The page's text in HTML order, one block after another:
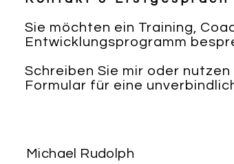
Sie möchten ein Training,
Entwicklungsprogramm
Schreiben Sie mir oder nutzen
Formular für eine
Michael Rudolph